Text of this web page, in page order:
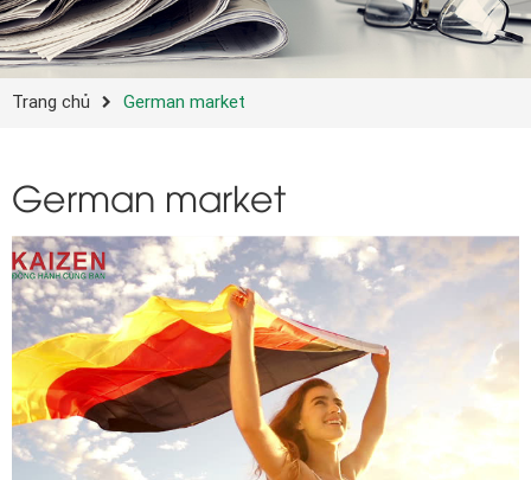
Trang chủ German market
German market